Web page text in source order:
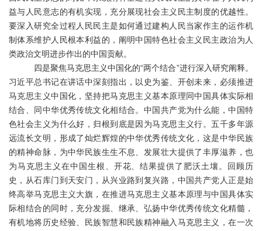
益与人民意志的有机实现，充分展现社会主义民主制度的优越性。
要深入研究全过程人民民主是如何通过建构人民当家作主的运作机
制体系维护人民根本利益的，阐明中国特色社会主义民主政治为人
类政治文明进步作出的中国贡献。
四是聚焦马克思主义中国化的“两个结合”进行深入研究阐释。
习近平总书记在讲话中深刻指出，以史为鉴、开创未来，必须推进
马克思主义中国化，坚持把马克思主义基本原理同中国具体实际相
结合、同中华优秀传统文化相结合。中国共产党为什么能，中国特
色社会主义为什么好，归根到底是因为马克思主义行。五千多年源
远流长文明，形成了灿烂辉煌的中华优秀传统文化，这是中华民族
的精神命脉，为中华民族生生不息、发展壮大提供了丰厚滋养，也
为马克思主义在中国生根、开花、结果提供了肥沃土壤。回顾历
史，从石库门到天安门，从兴业路到复兴路，中国共产党人正是始
终高举马克思主义大旗，在推进马克思主义基本原理与中国具体实
际相结合的同时，充分发掘、继承、弘扬中华优秀传统文化精髓，
有机地将历史经验、民族智慧和民族精神融入马克思主义，在一次